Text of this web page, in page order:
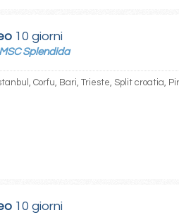
10 giorni
MSC Splendida
Corfu, Bari, Trieste, Split croatia,
10 giorni